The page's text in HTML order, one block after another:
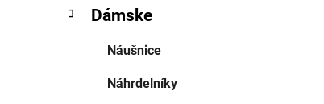
Dámske
Náušnice
Náhrdelníky